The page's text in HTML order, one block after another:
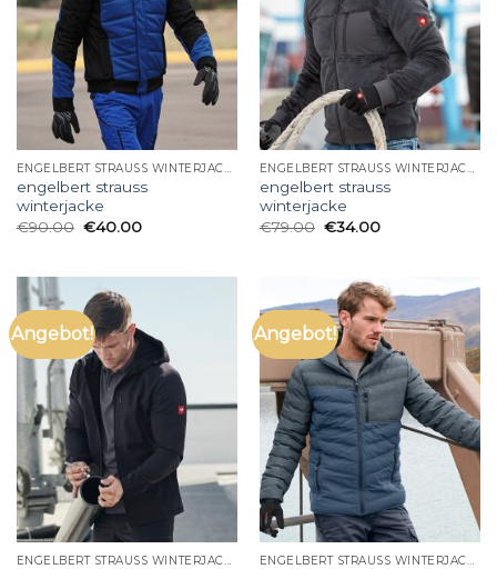
ENGELBERT STRAUSS WINTERJACKE
engelbert strauss
winterjacke
€90.00 €40.00
ENGELBERT STRAUSS WINTERJACKE
engelbert strauss
winterjacke
€79.00 €34.00
Angebot!
ENGELBERT STRAUSS WINTERJACKE
Angebot!
ENGELBERT STRAUSS WINTERJACKE